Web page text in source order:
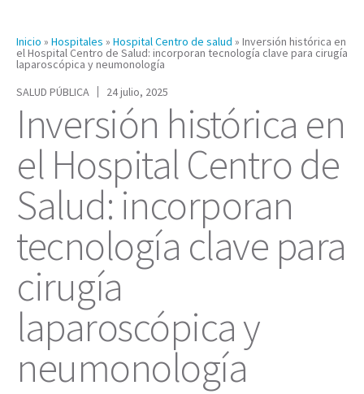
Inicio » Hospitales » Hospital Centro de salud » Inversión histórica en
el Hospital Centro de Salud: incorporan tecnología clave para cirugía
laparoscópica y neumonología
SALUD PÚBLICA
24 julio, 2025
Inversión histórica en
el Hospital Centro de
Salud: incorporan
tecnología clave para
cirugía
laparoscópica y
neumonología